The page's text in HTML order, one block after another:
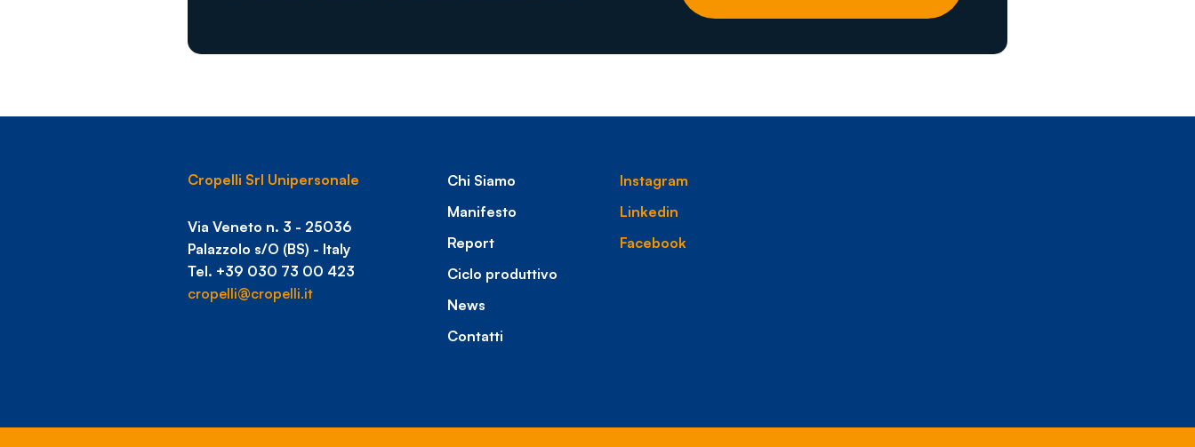
Cropelli Srl Unipersonale
Via Veneto n. 3 - 25036
Palazzolo s/O (BS) - Italy
Tel. +39 030 73 00 423
cropelli@cropelli.it
Chi Siamo
Manifesto
Report
Ciclo produttivo
News
Contatti
Instagram
Linkedin
Facebook